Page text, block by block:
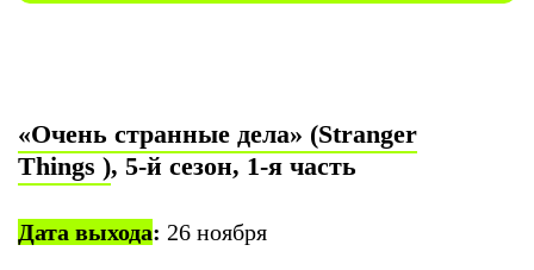
«Очень странные дела» (Stranger
Things ), 5-й сезон, 1-я часть
Дата выхода: 26 ноября